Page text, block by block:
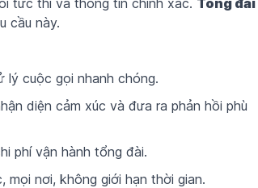
tức thì và thông tin chính xác. Tổng đài
cầu này.
lý cuộc gọi nhanh chóng.
diện cảm xúc và đưa ra phản hồi phù
phí vận hành tổng đài.
mọi nơi, không giới hạn thời gian.